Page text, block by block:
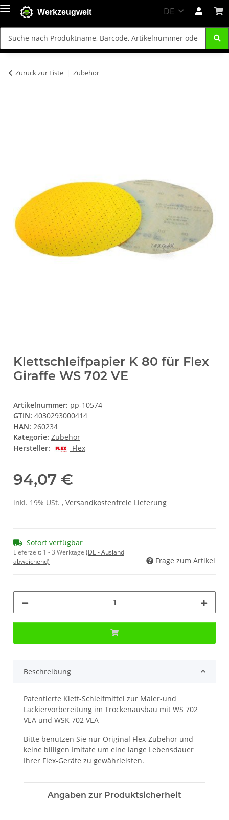
Werkzeugwelt DE
Zurück zur Liste Zubehör
Klettschleifpapier K 80 für Flex
Giraffe WS 702 VE
Artikelnummer: pp-10574
GTIN: 4030293000414
HAN: 260234
Kategorie: Zubehör
Hersteller:
Flex
94,07 €
inkl. 19% USt. , Versandkostenfreie Lieferung
Sofort verfügbar
Lieferzeit: 1 - 3 Werktage (DE - Ausland
abweichend)
Frage zum Artikel
Beschreibung
Patentierte Klett-Schleifmittel zur Maler-und
Lackiervorbereitung im Trockenausbau mit WS 702
VEA und WSK 702 VEA
Bitte benutzen Sie nur Original Flex-Zubehör und
keine billigen Imitate um eine lange Lebensdauer
Ihrer Flex-Geräte zu gewährleisten.
Angaben zur Produktsicherheit